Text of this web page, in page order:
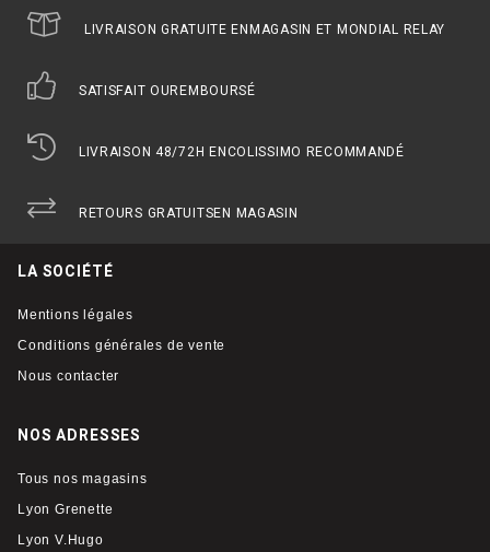
LIVRAISON GRATUITE ENMAGASIN ET MONDIAL RELAY
SATISFAIT OUREMBOURSÉ
LIVRAISON 48/72H ENCOLISSIMO RECOMMANDÉ
RETOURS GRATUITSEN MAGASIN
LA SOCIÉTÉ
Mentions légales
Conditions générales de vente
Nous contacter
NOS ADRESSES
Tous nos magasins
Lyon Grenette
Lyon V.Hugo